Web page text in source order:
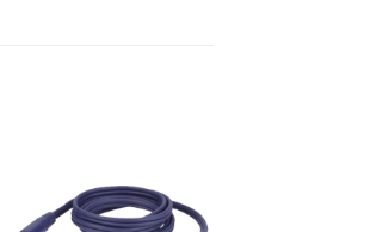
Toevoegen
aan
verlanglijst